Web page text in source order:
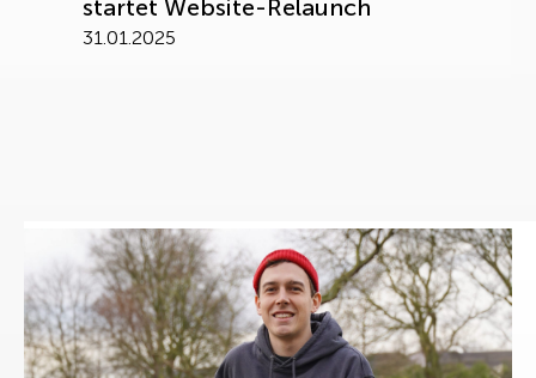
startet Website-Relaunch
31.01.2025